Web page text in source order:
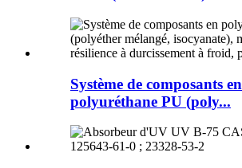
Système de composants en
polyuréthane PU (poly...